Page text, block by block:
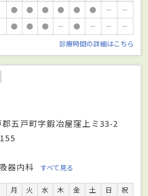
● ● ● ● ● ● －
－
● ● ● － ● － －
－
診療時間の詳細はこちら
五戸町字鍜冶屋窪上ミ33-2
器内科 すべて見る
月 火 水 木 金 土 日 祝